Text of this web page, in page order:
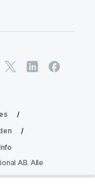
AB. Alle